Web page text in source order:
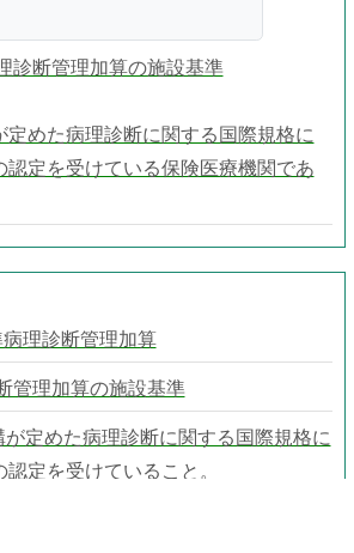
診断管理加算の施設基準
定めた病理診断に関する国際規格に
認定を受けている保険医療機関であ
理診断管理加算
管理加算の施設基準
定めた病理診断に関する国際規格に
定を受けていること。